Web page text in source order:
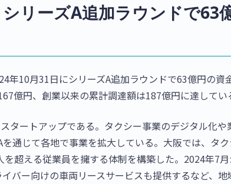
リーズA追加ラウンドで63
年10月31日にシリーズA追加ラウンドで63億円の資
億円、創業以来の累計調達額は187億円に達してい
タートアップである。タクシー事業のデジタル化や
通じて各地で事業を拡大している。大阪では、タ
超える従業員を擁する体制を構築した。2024年7
バー向けの車両リースサービスも提供するなど、地